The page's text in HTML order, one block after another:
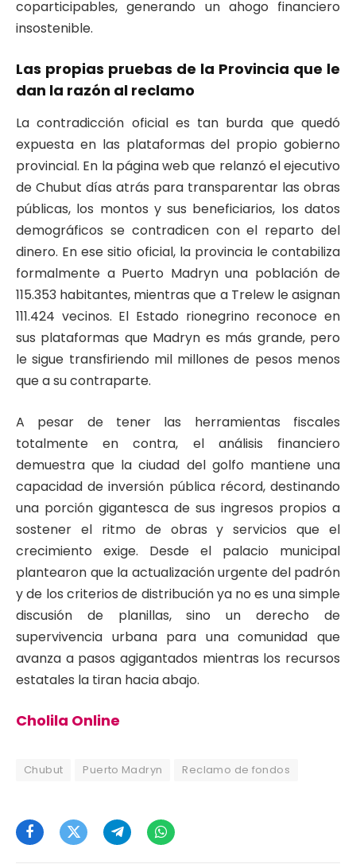
coparticipables, generando un ahogo financiero
insostenible.
Las propias pruebas de la Provincia que le
dan la razón al reclamo
La contradicción oficial es tan burda que quedó
expuesta en las plataformas del propio gobierno
provincial. En la página web que relanzó el ejecutivo
de Chubut días atrás para transparentar las obras
públicas, los montos y sus beneficiarios, los datos
demográficos se contradicen con el reparto del
dinero. En ese sitio oficial, la provincia le contabiliza
formalmente a Puerto Madryn una población de
115.353 habitantes, mientras que a Trelew le asignan
111.424 vecinos. El Estado rionegrino reconoce en
sus plataformas que Madryn es más grande, pero
le sigue transfiriendo mil millones de pesos menos
que a su contraparte.
A pesar de tener las herramientas fiscales
totalmente en contra, el análisis financiero
demuestra que la ciudad del golfo mantiene una
capacidad de inversión pública récord, destinando
una porción gigantesca de sus ingresos propios a
sostener el ritmo de obras y servicios que el
crecimiento exige. Desde el palacio municipal
plantearon que la actualización urgente del padrón
y de los criterios de distribución ya no es una simple
discusión de planillas, sino un derecho de
supervivencia urbana para una comunidad que
avanza a pasos agigantados mientras los recursos
estatales la tiran hacia abajo.
Cholila Online
Chubut Puerto Madryn Reclamo de fondos
FacebookTwitterTelegramWhatsApp